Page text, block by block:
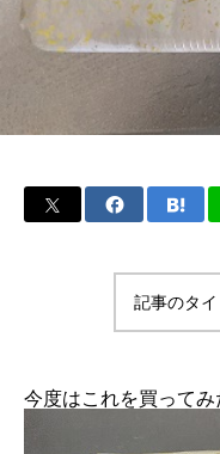
記事のタ
今度はこれを買ってみ